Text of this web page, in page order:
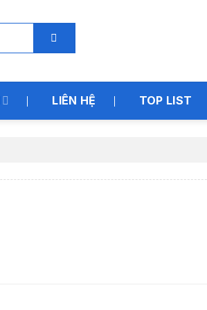
LIÊN HỆ TOP LIST